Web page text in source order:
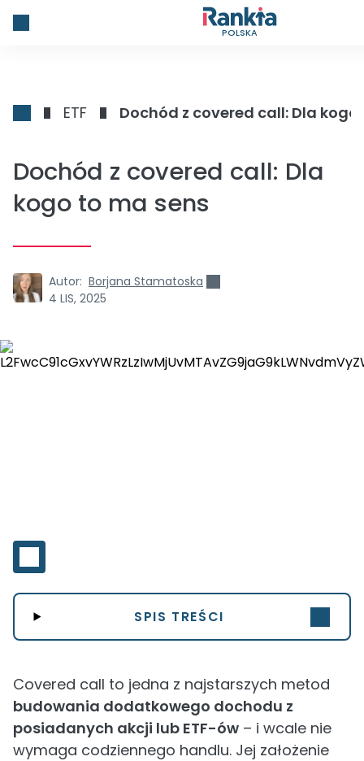
POLSKA
ETF Dochód z covered call: Dla
Dochód z covered call: Dla
kogo to ma sens
Autor: Borjana Stamatoska
4 LIS, 2025
SPIS TREŚCI
Covered call to jedna z najstarszych metod
budowania dodatkowego dochodu z
posiadanych akcji lub ETF-ów – i wcale nie
wymaga codziennego handlu. Jej założenie